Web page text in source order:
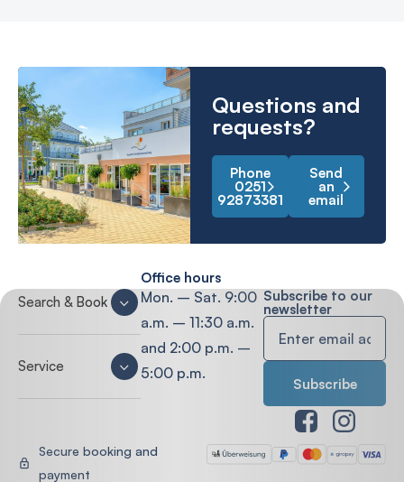
Questions and
requests?
Phone
0251
92873381
Send
an
email
Search & Book
Service
Office hours
Mon. – Sat. 9:00
a.m. – 11:30 a.m.
and 2:00 p.m. –
5:00 p.m.
Subscribe to our
newsletter
Secure booking and
payment